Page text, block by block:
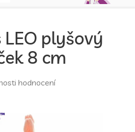
plyšový
8 cm
hodnocení